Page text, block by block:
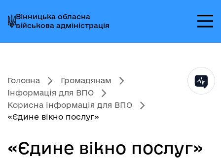
до
головного
меню
до
головного
вмісту
до
головного
колонтитула
Вінницька обласна
військова адміністрація
Головна
Громадянам
Інформація для ВПО
Корисна інформація для ВПО
«Єдине вікно послуг»
«Єдине вікно послуг»